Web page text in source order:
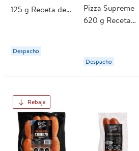
125 g Receta del
Despacho
Pizza Supreme
620 g Receta
Despacho
Rebaja